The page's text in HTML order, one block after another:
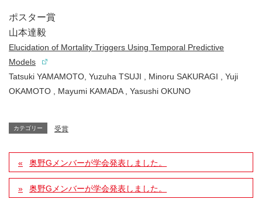
ポスター賞
山本達毅
Elucidation of Mortality Triggers Using Temporal Predictive
Models
Tatsuki YAMAMOTO, Yuzuha TSUJI , Minoru SAKURAGI , Yuji
OKAMOTO , Mayumi KAMADA , Yasushi OKUNO
カテゴリー 受賞
奥野Gメンバーが学会発表しました。
奥野Gメンバーが学会発表しました。